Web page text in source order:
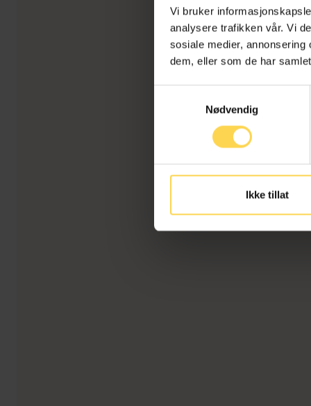
Vi bruker
analysere trafikken vår. Vi
sosiale medier,
dem, eller som de har
Nødvendig
Ikke tillat